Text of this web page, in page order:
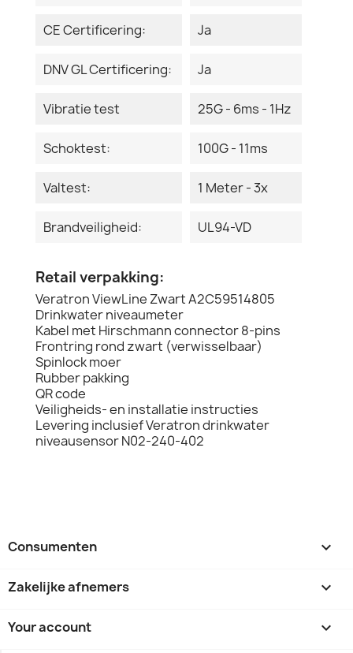
CE Certificering: Ja
DNV GL Certificering: Ja
Vibratie test 25G - 6ms - 1Hz
Schoktest: 100G - 11ms
Valtest: 1 Meter - 3x
Brandveiligheid: UL94-VD
Retail verpakking:
Veratron ViewLine Zwart A2C59514805
Drinkwater niveaumeter
Kabel met Hirschmann connector 8-pins
Frontring rond zwart (verwisselbaar)
Spinlock moer
Rubber pakking
QR code
Veiligheids- en installatie instructies
Levering inclusief Veratron drinkwater
niveausensor N02-240-402
Consumenten 
Zakelijke afnemers 
Your account 